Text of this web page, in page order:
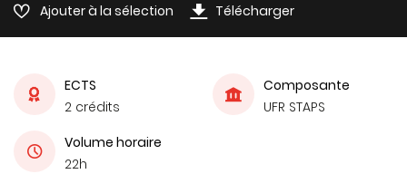
Ajouter à la sélection Télécharger
ECTS
2 crédits
Composante
UFR STAPS
Volume horaire
22h